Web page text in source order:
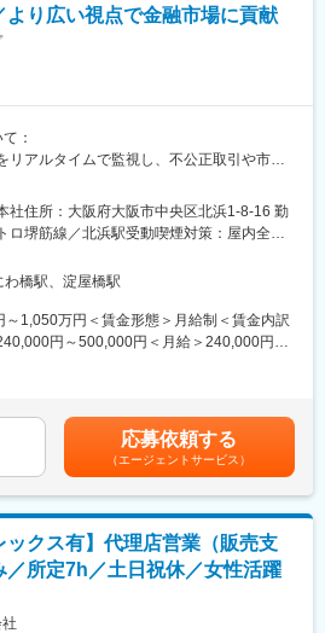
、翌日の準備
支店にて先輩社員のOJTのもとキャッチア
売戦略の企画や代理店経営者に向けた提案
。
歴に関わらずキャリアアップを目指せま
び男女比率は限りなく5:5に近い割合です）
り、代理店営業から広報や商品開発、ITシ
部門など幅広い部門へのキャリアチェンジ
要な第三分野の保険の中心に展開しており
の販売を開始し、がん保険と医療保険では
の実績を誇っています。（令和4年実績）
り広い視点で金融市場に貢献
：
リアルタイムで監視し、不公正取引や市場
、投資家保護や日本の資本市場の信頼性向
常に公共性の高い業務です。
取引の検知、証券会社や関係機関との調
停止措置などを担当いただきます。市場の
スピード感と、法令・取引制度に関する深
て最適なポジションをご提案させていただ
る制度の企画
の商品企画・開発・営業
テムなどの開発
誘致・審査・管理
社住所：大阪府大阪市中央区北浜1-8-16 勤
ロ堺筋線／北浜駅受動喫煙対策：屋内全面
の定める事業所
橋駅、淀屋橋駅
～1,050万円＜賃金形態＞月給制＜賃金内訳
円～500,000円＜月給＞240,000円～
約1,100万円※2025年3月31日時点／日本取
与・残業代含む賃金はあくまでも目安の金
て上下する可能性があります。月給(月額)は
です。
応募依頼する
（エージェントサービス）
ックス有】代理店営業（販売支
所定7h／土日祝休／女性活躍